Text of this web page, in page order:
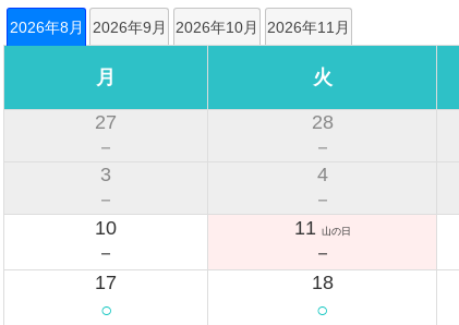
2026年8月 2026年9月 2026年10月 2026年11月
月 火
27
－
28
－
3
－
4
－
10
－
11 山の日
－
17
○
18
○